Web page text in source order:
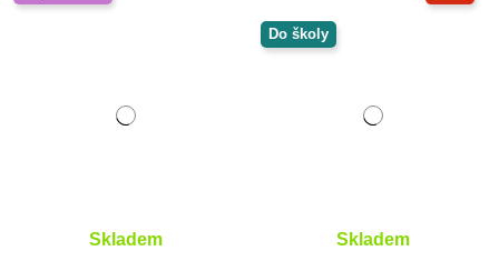
Skladem
Do školy
Skladem